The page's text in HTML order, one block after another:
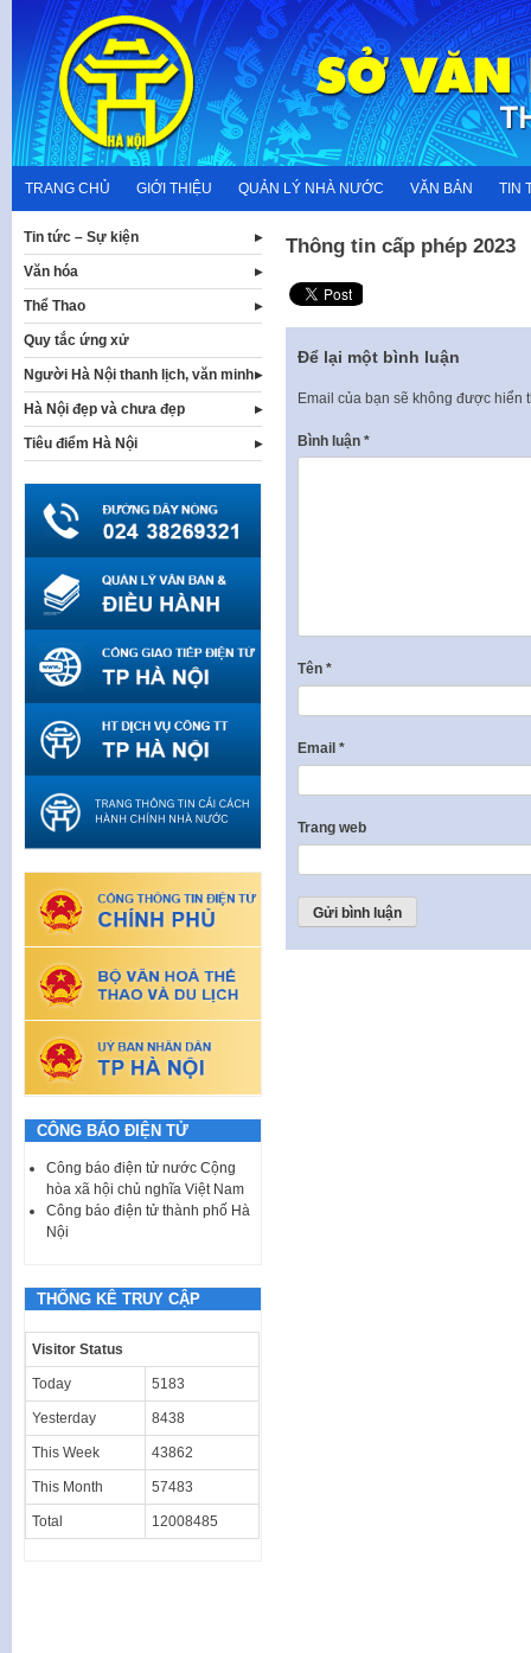
content
TRANG CHỦ GIỚI THIỆU QUẢN LÝ NHÀ NƯỚC VĂN BẢN TIN
Thông tin cấp phép 2023
Để lại một bình luận
Email của bạn sẽ không được hiển
Bình luận *
Tên *
Email *
Trang web
Tin tức – Sự kiện
Văn hóa
Thể Thao
Quy tắc ứng xử
Người Hà Nội thanh lịch, văn minh
Hà Nội đẹp và chưa đẹp
Tiêu điểm Hà Nội
CÔNG BÁO ĐIỆN TỬ
Công báo điện tử nước Cộng
hòa xã hội chủ nghĩa Việt Nam
Công báo điện tử thành phố Hà
Nội
THỐNG KÊ TRUY CẬP
Visitor Status
Today 5183
Yesterday 8438
This Week 43862
This Month 57483
Total 12008485